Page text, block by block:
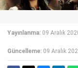
Yayınlanma: 09 Aralık
Güncelleme: 09 Aralık